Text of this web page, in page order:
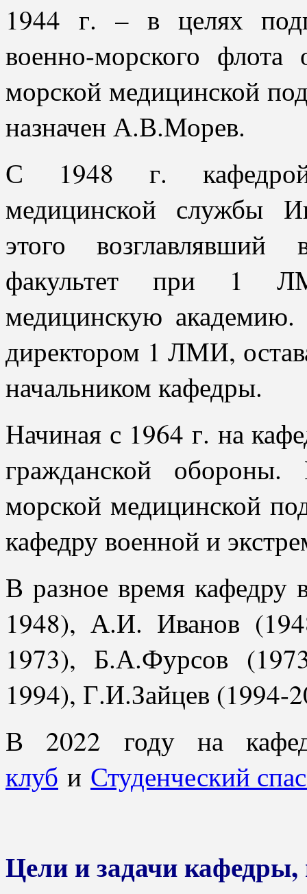
1944 г. – в целях
военно-морского флота
морской медицинской
назначен А.В.Морев.
С 1948 г. кафедрой
медицинской службы
этого возглавлявший
факультет при 1
медицинскую
директором 1 ЛМИ,
начальником кафедры.
Начиная с 1964 г. на
гражданской
морской медицинской
кафедру военной и
В разное время кафедру
1948), А.И. Иванов
1973), Б.А.Фурсов
1994), Г.И.Зайцев (1994-
В 2022 году на
клуб и Студенческий
Цели и задачи кафедры,